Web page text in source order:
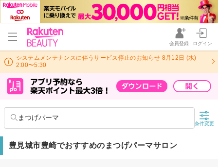
会員登録 ログイン
システムメンテナンスに伴うサービス停止のお知らせ 8月12日 (水)
2:00〜5:30
まつげパーマ
条件変更
豊見城市豊崎でおすすめのまつげパーマサロン